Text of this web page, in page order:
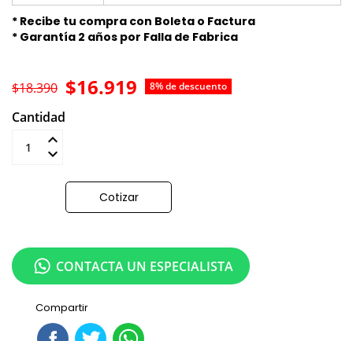
* Recibe tu compra con Boleta o Factura
* Garantía 2 años por Falla de Fabrica
$16.919 8% de descuento
$18.390
Cantidad
Cotizar
Compartir
CONTACTA UN ESPECIALISTA